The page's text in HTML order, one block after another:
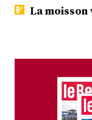
La